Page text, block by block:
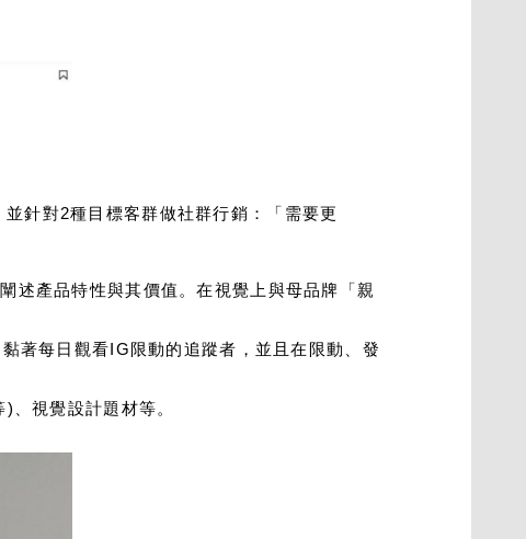
針對2種目標客群做社群行銷：「需要更
述產品特性與其價值。在視覺上與母品牌「親
黏著每日觀看IG限動的追蹤者，並且在限動、發
視覺設計題材等。